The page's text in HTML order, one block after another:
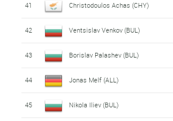
41 Christodoulos Achas (CHY)
42 Ventsislav Venkov (BUL)
43 Borislav Palashev (BUL)
44 Jonas Melf (ALL)
45 Nikola Iliev (BUL)